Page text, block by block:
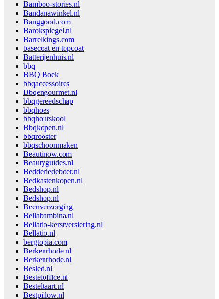
Bamboo-stories.nl
Bandanawinkel.nl
Banggood.com
Barokspiegel.nl
Barrelkings.com
basecoat en topcoat
Batterijenhuis.nl
bbq
BBQ Boek
bbqaccessoires
Bbqengourmet.nl
bbqgereedschap
bbqhoes
bbqhoutskool
Bbqkopen.nl
bbqrooster
bbqschoonmaken
Beautinow.com
Beautyguides.nl
Bedderiedeboer.nl
Bedkastenkopen.nl
Bedshop.nl
Bedshop.nl
Beenverzorging
Bellabambina.nl
Bellatio-kerstversiering.nl
Bellatio.nl
bergtopia.com
Berkenrhode.nl
Berkenrhode.nl
Besled.nl
Besteloffice.nl
Besteltaart.nl
Bestpillow.nl